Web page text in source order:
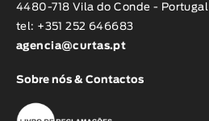
4480-718 Vila do Conde - Portugal
tel: +351 252 646683
agencia@curtas.pt
Sobre nós & Contactos